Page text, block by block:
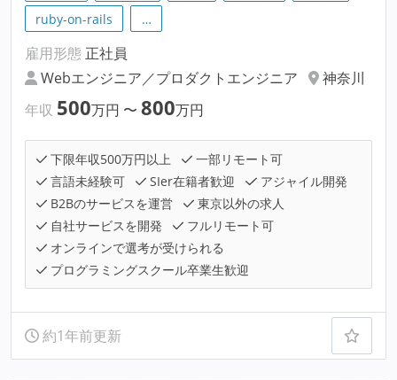
ruby-on-rails
…
雇用形態 正社員
Webエンジニア／プロダクトエンジニア
神奈川
年収 500万円 〜 800万円
下限年収500万円以上
一部リモート可
言語未経験可
SIer在籍者歓迎
アジャイル開発
B2Bのサービスを運営
東京以外の求人
自社サービスを開発
フルリモート可
オンラインで選考が受けられる
プログラミングスクール卒業生歓迎
約1年前更新